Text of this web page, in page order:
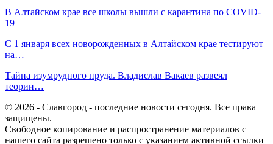
В Алтайском крае все школы вышли с карантина по COVID-
19
С 1 января всех новорожденных в Алтайском крае тестируют
на…
Тайна изумрудного пруда. Владислав Вакаев развеял
теории…
© 2026 - Славгород - последние новости сегодня. Все права
защищены.
Свободное копирование и распространение материалов с
нашего сайта разрешено только с указанием активной ссылки